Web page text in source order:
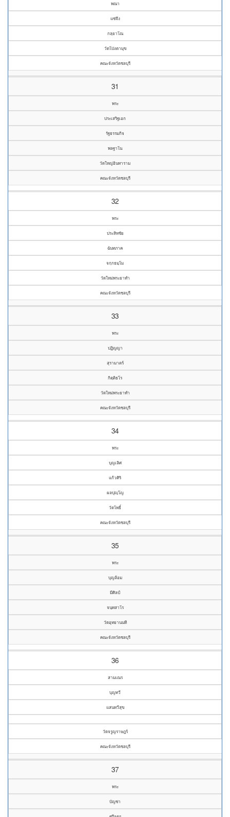
พณา
แซ่จึง
กลฺยาโณ
วัดโป่งตามุข
คณะจังหวัดชลบุรี
31
พระ
ประเสริฐเอก
รัฐธรรมกิจ
พลฐาโน
วัดใหญ่อินทาราม
คณะจังหวัดชลบุรี
32
พระ
ประสิทชัย
ฉันทภาค
จกฺกธมฺโม
วัดใหม่พระยาทำ
คณะจังหวัดชลบุรี
33
พระ
ปฏิญญา
สุรามาตร์
กิตฺติธโร
วัดใหม่พระยาทำ
คณะจังหวัดชลบุรี
34
พระ
บุญเลิศ
แก้วศิริ
ผลปุญฺโญ
วัดโพธิ์
คณะจังหวัดชลบุรี
35
พระ
บุญล้อม
มีศิลป์
จนฺทสาโร
วัดอุทยานนที
คณะจังหวัดชลบุรี
36
สามเณร
บุญทวี
แสนทวีสุข
วัดจรูญราษฎร์
คณะจังหวัดชลบุรี
37
พระ
บัญชา